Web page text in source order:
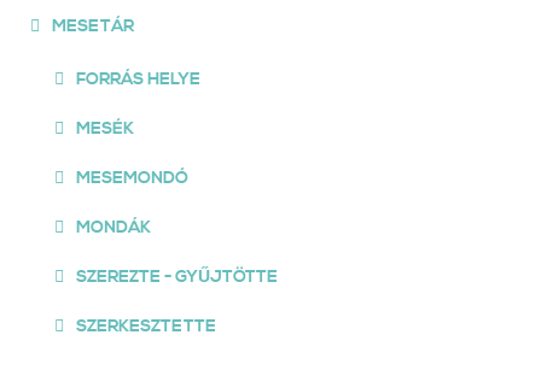
MESETÁR
FORRÁS HELYE
MESÉK
MESEMONDÓ
MONDÁK
SZEREZTE - GYŰJTÖTTE
SZERKESZTETTE